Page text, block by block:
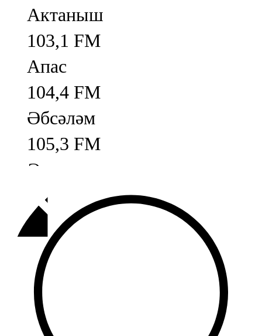
Актаныш
103,1 FM
Апас
104,4 FM
Әбсәләм
105,3 FM
Әлмәт
92,9 FM
Базарлы матак
107,1 FM
Балык бистәсе
104,9 FM
Баулы